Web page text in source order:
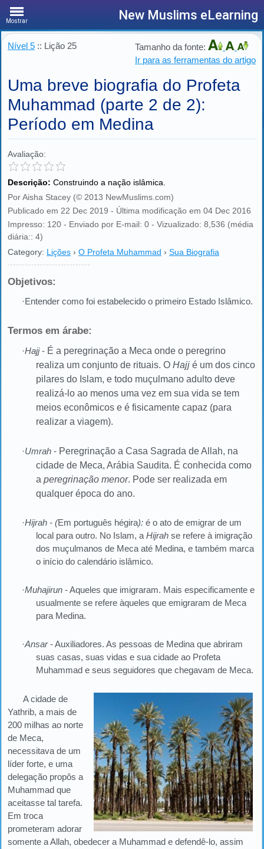
Mostrar New Muslims eLearning
Nível 5 :: Lição 25
Tamanho da fonte:
Ir para as ferramentas do artigo
Uma breve biografia do Profeta
Muhammad (parte 2 de 2):
Período em Medina
Avaliação:
Descrição: Construindo a nação islâmica.
Por Aisha Stacey (© 2013 NewMuslims.com)
Publicado em 22 Dec 2019 - Última modificação em 04 Dec 2016
Impresso: 120 - Enviado por E-mail: 0 - Vizualizado: 8,536 (média
diária:: 4)
Category: Lições › O Profeta Muhammad › Sua Biografia
Objetivos:
·Entender como foi estabelecido o primeiro Estado Islâmico.
Termos em árabe:
·Hajj- É a peregrinação a Meca onde o peregrino
realiza um conjunto de rituais. O Hajj é um dos cinco
pilares do Islam, e todo muçulmano adulto deve
realizá-lo ao menos uma vez em sua vida se tem
meios econômicos e é fisicamente capaz (para
realizar a viagem).
·Umrah - Peregrinação a Casa Sagrada de Allah, na
cidade de Meca, Arábia Saudita. É conhecida como
a peregrinação menor. Pode ser realizada em
qualquer época do ano.
·Hijrah - (Em português hégira): é o ato de emigrar de um
local para outro. No Islam, a Hijrah se refere à imigração
dos muçulmanos de Meca até Medina, e também marca
o início do calendário islâmico.
·Muhajirun - Aqueles que imigraram. Mais especificamente e
usualmente se refere àqueles que emigraram de Meca
para Medina.
·Ansar- Auxiliadores. As pessoas de Medina que abriram
suas casas, suas vidas e sua cidade ao Profeta
Muhammad e seus seguidores que chegavam de Meca.
A cidade de
Yathrib, a mais de
200 milhas ao norte
de Meca,
necessitava de um
líder forte, e uma
delegação propôs a
Muhammad que
aceitasse tal tarefa.
Em troca
prometeram adorar
somente a Allah, obedecer a Muhammad e defendê-lo, assim